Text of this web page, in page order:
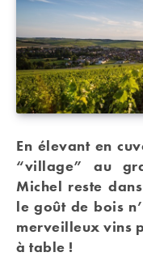
En élevant en
“village” au
Michel reste
le goût de bois
merveilleux vins
à table !